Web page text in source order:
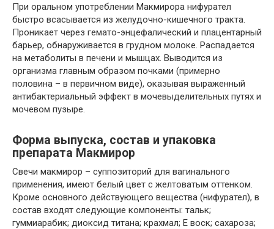
При оральном употреблении Макмирора нифурател
быстро всасывается из желудочно-кишечного тракта.
Проникает через гемато-энцефалический и плацентарный
барьер, обнаруживается в грудном молоке. Распадается
на метаболиты в печени и мышцах. Выводится из
организма главным образом почками (примерно
половина – в первичном виде), оказывая выраженный
антибактериальный эффект в мочевыделительных путях и
мочевом пузыре.
Форма выпуска, состав и упаковка
препарата Макмирор
Свечи макмирор – суппозиторий для вагинального
применения, имеют белый цвет с желтоватым оттенком.
Кроме основного действующего вещества (нифурател), в
состав входят следующие компоненты: тальк;
гуммиарабик; диоксид титана; крахмал; Е воск; сахароза;